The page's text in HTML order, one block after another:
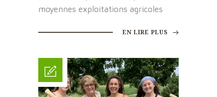
moyennes exploitations agricoles
EN LIRE PLUS